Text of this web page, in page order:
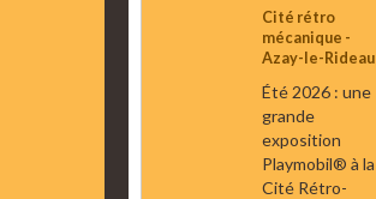
Cité rétro
mécanique -
Azay-le-Rideau
Été 2026 : une
grande
exposition
Playmobil® à la
Cité Rétro-